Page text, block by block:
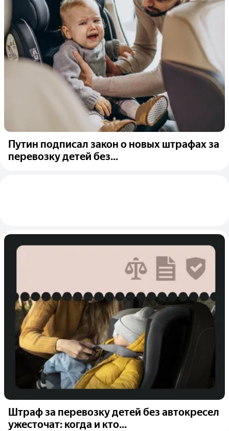
Путин подписал закон о новых штрафах за
перевозку детей без...
Штраф за перевозку детей без автокресел
ужесточат: когда и кто...